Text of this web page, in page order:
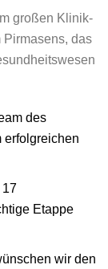
des
erfolgreichen
17
Etappe
wir den